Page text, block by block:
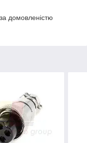
домовленістю